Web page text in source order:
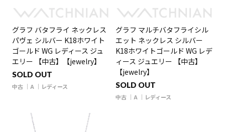
グラフ バタフライ ネックレス
パヴェ シルバー K18ホワイト
ゴールド WG レディース ジュ
エリー 【中古】【jewelry】
SOLD OUT
中古 A レディース
グラフ マルチバタフライシル
エット ネックレス シルバー
K18ホワイトゴールド WG レデ
ィース ジュエリー 【中古】
【jewelry】
SOLD OUT
中古 A レディース